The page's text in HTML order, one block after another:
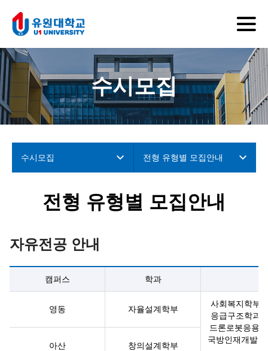
수시모집
수시모집 전형 유형별 모집안내
전형 유형별 모집안내
자유전공 안내
캠퍼스 학과
영동 자율설계학부
사회복지학부,
응급구조학과,
드론로봇응용
국방인재개발
아산 창의설계학부